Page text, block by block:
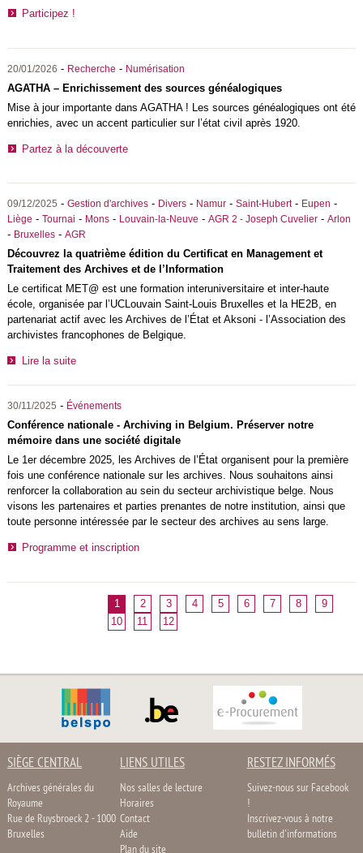
Participez !
20/01/2026 - Recherche - Numérisation
AGATHA – Enrichissement des sources généalogiques
Mise à jour importante dans AGATHA ! Les sources généalogiques ont été
enrichies, avec un accent particulier sur l’état civil après 1920.
Partez à la découverte
09/12/2025 - Gestion d'archives- Divers- Namur- Saint-Hubert- Eupen -
Liège - Tournai - Mons- Louvain-la-Neuve - AGR 2 - Joseph Cuvelier- Arlon
- Bruxelles- AGR
Découvrez la quatrième édition du Certificat en Management et
Traitement des Archives et de l’Information
Le certificat MET@ est une formation interuniversitaire et inter-haute
école, organisée par l’UCLouvain Saint-Louis Bruxelles et la HE2B, en
partenariat actif avec les Archives de l’État et Aksoni - l’Association des
archivistes francophones de Belgique.
Lire la suite
30/11/2025 - Événements
Conférence nationale - Archiving in Belgium. Préserver notre
mémoire dans une société digitale
Le 1er décembre 2025, les Archives de l’État organisent pour la première
fois une conférence nationale sur les archives. Nous souhaitons ainsi
renforcer la collaboration au sein du secteur archivistique belge. Nous
visons les partenaires et parties prenantes de notre institution, ainsi que
toute personne intéressée par le secteur des archives au sens large.
Programme et inscription
1 2 3 4 5 6 7 8
9
10
11 12
SIÈGE CENTRAL
Archives générales du
Royaume
Rue de Ruysbroeck 2 - 1000
Bruxelles
LIENS UTILES
Nos salles de lecture
Horaires
Contact
Aide
Plan du site
RESTEZ INFORMÉS
Suivez-nous sur Facebook
!
Inscrivez-vous à notre
bulletin d'informations